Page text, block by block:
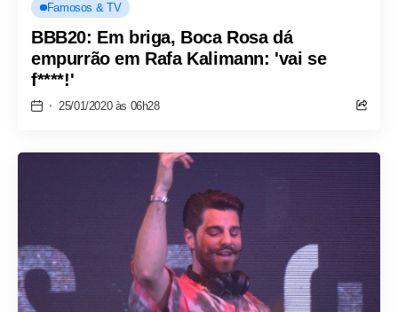
Famosos & TV
BBB20: Em briga, Boca Rosa dá
empurrão em Rafa Kalimann: 'vai se
f****!'
25/01/2020 às 06h28